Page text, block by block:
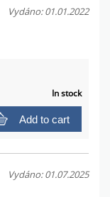
Vydáno: 01.01.2022
In stock
Add to cart
Vydáno: 01.07.2025